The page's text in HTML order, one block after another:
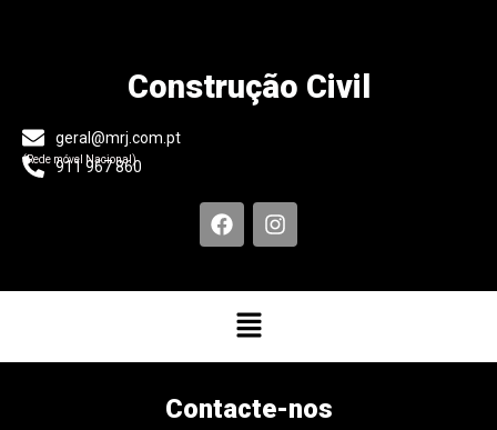
Construção Civil
geral@mrj.com.pt
911 967 860
(Rede móvel Nacional)
Contacte-nos